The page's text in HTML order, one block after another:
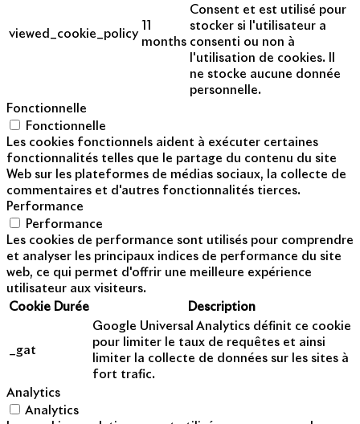
viewed_cookie_policy
months
Consent et est utilisé pour
stocker si l'utilisateur a
consenti ou non à
l'utilisation de cookies. Il
ne stocke aucune donnée
personnelle.
Fonctionnelle
Fonctionnelle
Les cookies fonctionnels aident à exécuter certaines
fonctionnalités telles que le partage du contenu du site
Web sur les plateformes de médias sociaux, la collecte de
commentaires et d'autres fonctionnalités tierces.
Performance
Performance
Les cookies de performance sont utilisés pour comprendre
et analyser les principaux indices de performance du site
web, ce qui permet d'offrir une meilleure expérience
utilisateur aux visiteurs.
Cookie Durée Description
_gat
Google Universal Analytics définit ce cookie
pour limiter le taux de requêtes et ainsi
limiter la collecte de données sur les sites à
fort trafic.
Analytics
Analytics